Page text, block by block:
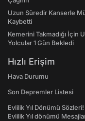
Uzun Süredir Kanserle
Kaybetti
Kemerini Takmadığı İçin
Yolcular 1 Gün Bekledi
Hızlı Erişim
Hava Durumu
Son Depremler Listesi
Evlilik Yıl Dönümü
Evlilik Yıl dönümü